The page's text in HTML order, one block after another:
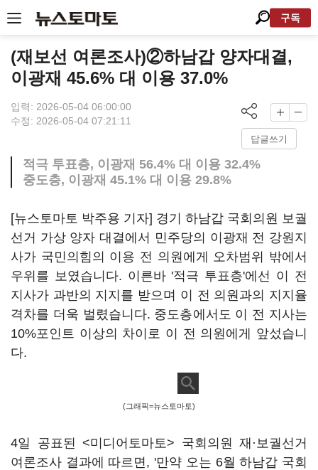
구독
(재보선 여론조사)②하남갑 양자대결,
이광재 45.6% 대 이용 37.0%
입력: 2026-05-04 06:00:00
수정: 2026-05-04 07:21:11
답글쓰기
적극 투표층, 이광재 56.4% 대 이용 32.4%
중도층, 이광재 45.1% 대 이용 29.8%
[뉴스토마토 박주용 기자] 경기 하남갑 국회의원 보궐
선거 가상 양자 대결에서 민주당의 이광재 전 강원지
사가 국민의힘의 이용 전 의원에게 오차범위 밖에서
우위를 보였습니다. 이른바 '적극 투표층'에선 이 전
지사가 과반의 지지를 받으며 이 전 의원과의 지지율
격차를 더욱 벌렸습니다. 중도층에서도 이 전 지사는
10%포인트 이상의 차이로 이 전 의원에게 앞섰습니
다.
(그래픽=뉴스토마토)
4일 공표된 <미디어토마토> 국회의원 재·보궐선거
여론조사 결과에 따르면, '만약 오는 6월 하남갑 국회